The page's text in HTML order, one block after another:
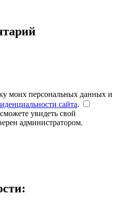
моих персональных данных и
сайта.
увидеть свой
администратором.